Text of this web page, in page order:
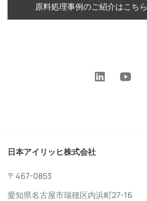
原料処理事例のご紹介はこちら
日本アイリッヒ株式会社
〒467-0853
愛知県名古屋市瑞穂区内浜町27-16